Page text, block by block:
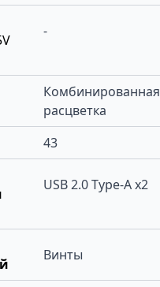
-
Комбинированная
расцветка
43
USB 2.0 Type-A х2
Винты